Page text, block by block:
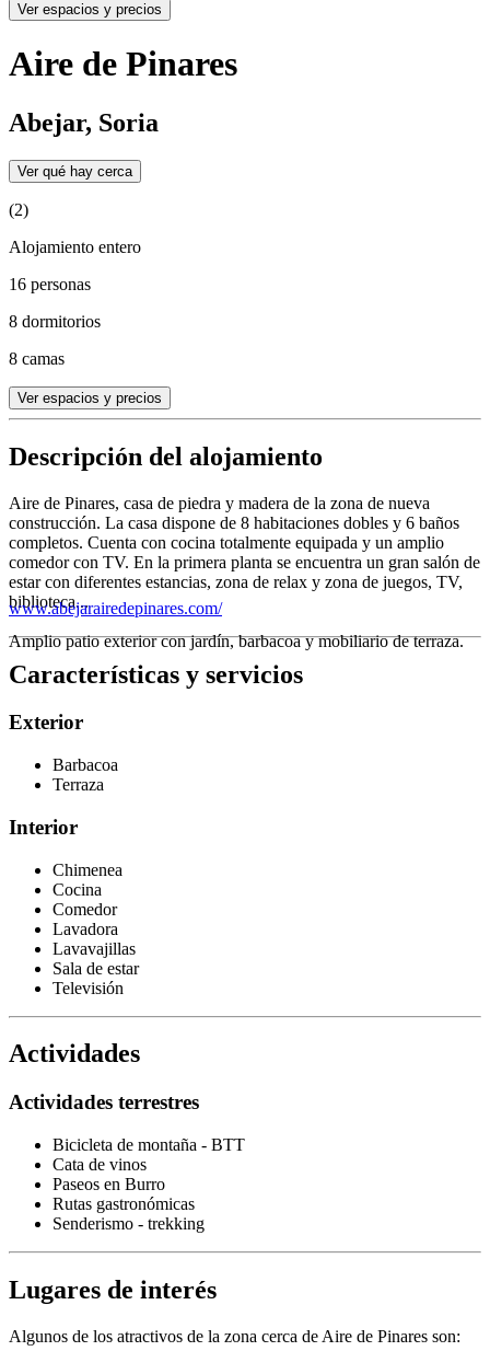
Ver espacios y precios
Aire de Pinares
Abejar, Soria
Ver qué hay cerca
(2)
Alojamiento entero
16 personas
8 dormitorios
8 camas
Ver espacios y precios
Descripción del alojamiento
Aire de Pinares, casa de piedra y madera de la zona de nueva
construcción. La casa dispone de 8 habitaciones dobles y 6 baños
completos. Cuenta con cocina totalmente equipada y un amplio
comedor con TV. En la primera planta se encuentra un gran salón de
estar con diferentes estancias, zona de relax y zona de juegos, TV,
biblioteca...
Amplio patio exterior con jardín, barbacoa y mobiliario de terraza.
www.abejarairedepinares.com/
Características y servicios
Exterior
Barbacoa
Terraza
Interior
Chimenea
Cocina
Comedor
Lavadora
Lavavajillas
Sala de estar
Televisión
Actividades
Actividades terrestres
Bicicleta de montaña - BTT
Cata de vinos
Paseos en Burro
Rutas gastronómicas
Senderismo - trekking
Lugares de interés
Algunos de los atractivos de la zona cerca de Aire de Pinares son: